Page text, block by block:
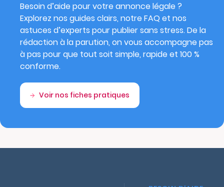
Besoin d’aide pour votre annonce légale ?
Explorez nos guides clairs, notre FAQ et nos
astuces d’experts pour publier sans stress. De la
rédaction à la parution, on vous accompagne pas
à pas pour que tout soit simple, rapide et 100 %
conforme.
Voir nos fiches pratiques